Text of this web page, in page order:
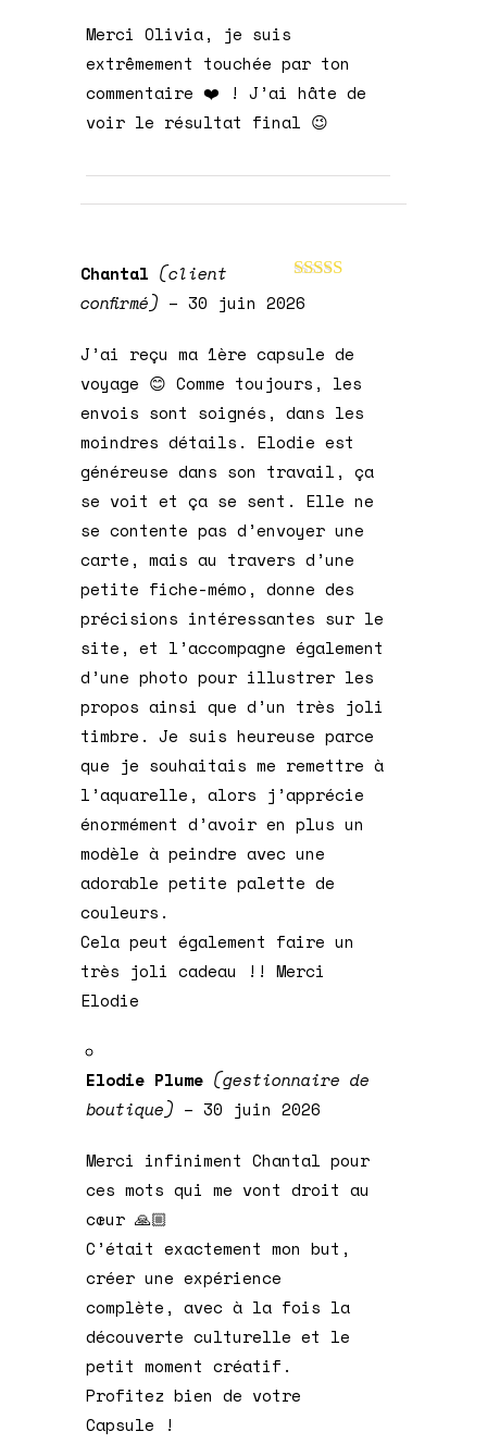
Merci Olivia, je suis
extrêmement touchée par ton
commentaire ❤️ ! J’ai hâte de
voir le résultat final 😉
Note
Chantal (client
confirmé) – 30 juin 2026
J’ai reçu ma 1ère capsule de
voyage 😊 Comme toujours, les
envois sont soignés, dans les
moindres détails. Elodie est
généreuse dans son travail, ça
se voit et ça se sent. Elle ne
se contente pas d’envoyer une
carte, mais au travers d’une
petite fiche-mémo, donne des
précisions intéressantes sur le
site, et l’accompagne également
d’une photo pour illustrer les
propos ainsi que d’un très joli
timbre. Je suis heureuse parce
que je souhaitais me remettre à
l’aquarelle, alors j’apprécie
énormément d’avoir en plus un
modèle à peindre avec une
adorable petite palette de
couleurs.
Cela peut également faire un
très joli cadeau !! Merci
Elodie
Elodie Plume (gestionnaire de
boutique) – 30 juin 2026
Merci infiniment Chantal pour
ces mots qui me vont droit au
cœur 🙏🏼
C’était exactement mon but,
créer une expérience
complète, avec à la fois la
découverte culturelle et le
petit moment créatif.
Profitez bien de votre
Capsule !